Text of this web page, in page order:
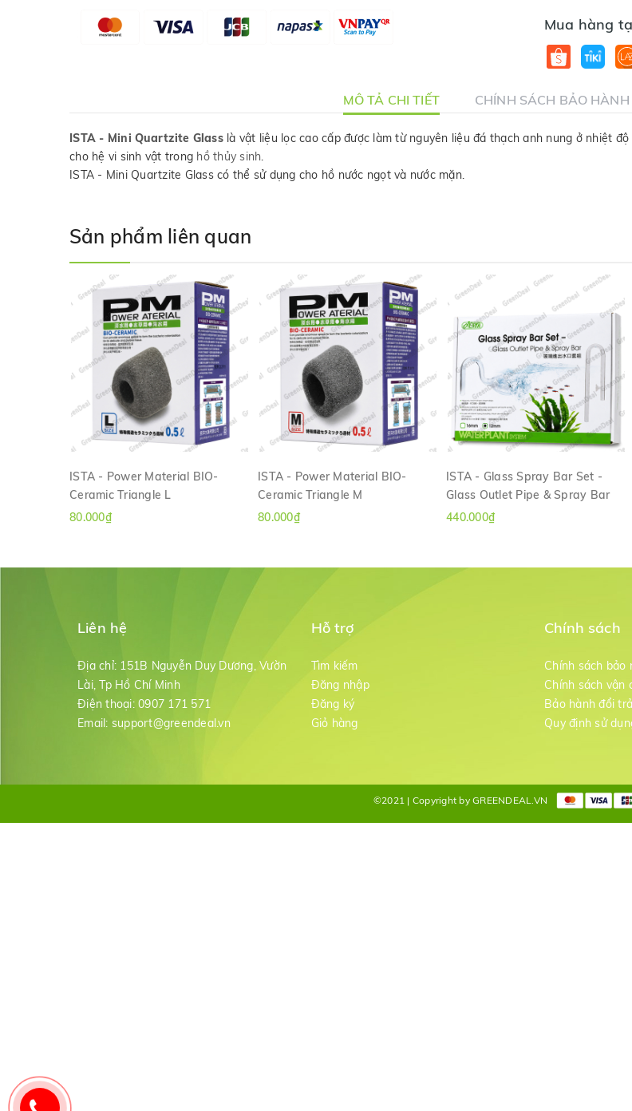
Mua hàng
MÔ TẢ CHI TIẾT CHÍNH SÁCH BẢO HÀNH
ISTA - Mini Quartzite Glasslà vật liệu lọc cao cấp được làm từ nguyên liệu đá thạch anh nung ở nhiệt
cho hệ vi sinh vật trong hồ thủy sinh.
ISTA - Mini Quartzite Glass có thể sử dụng cho hồ nước ngọt và nước mặn.
Sản phẩm liên quan
ISTA - Power Material BIO-
Ceramic Triangle L
80.000₫
ISTA - Power Material BIO-
Ceramic Triangle M
80.000₫
ISTA - Glass Spray Bar Set -
Glass Outlet Pipe & Spray Bar
440.000₫
Liên hệ
Địa chỉ: 151B Nguyễn Duy Dương, Vườn
Lài, Tp Hồ Chí Minh
Điện thoại: 0907 171 571
Email: support@greendeal.vn
Hỗ trợ
Tìm kiếm
Đăng nhập
Đăng ký
Giỏ hàng
Chính sách
Chính sách bảo
Chính sách vận
Bảo hành đổi trả
Quy định sử
©2021 | Copyright by GREENDEAL.VN